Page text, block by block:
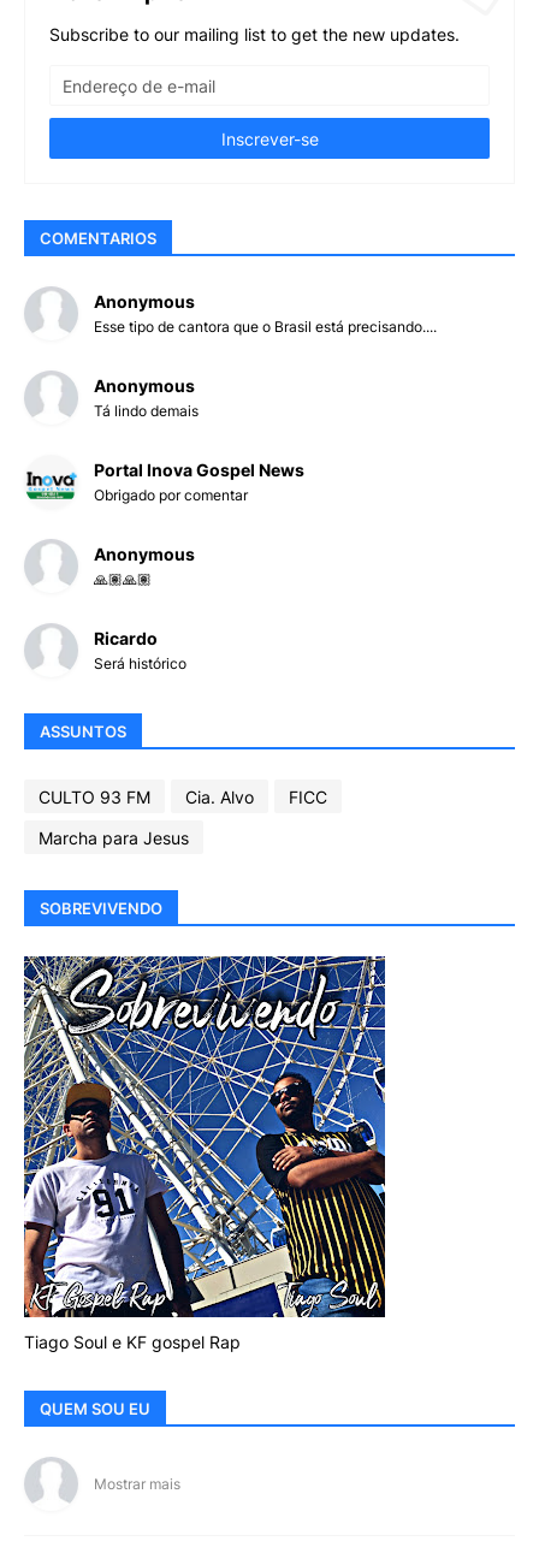
Subscribe to our mailing list to get the new updates.
COMENTARIOS
Anonymous
Esse tipo de cantora que o Brasil está precisando....
Anonymous
Tá lindo demais
Portal Inova Gospel News
Obrigado por comentar
Anonymous
🙏🏽🙏🏽
Ricardo
Será histórico
ASSUNTOS
CULTO 93 FM Cia. Alvo
FICC
Marcha para Jesus
SOBREVIVENDO
Tiago Soul e KF gospel Rap
QUEM SOU EU
Mostrar mais